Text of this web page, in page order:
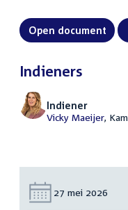
Open document
Indieners
Indiener
Vicky Maeijer,
Datum:
27 mei 2026